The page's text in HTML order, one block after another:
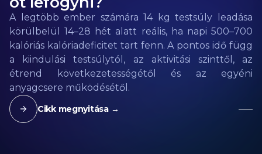
A legtöbb ember számára 14 kg testsúly leadása
körülbelül 14–28 hét alatt reális, ha napi 500–700
kalóriás kalóriadeficitet tart fenn. A pontos idő függ
a kiindulási testsúlytól, az aktivitási szinttől, az
étrend következetességétől és az egyéni
anyagcsere működésétől.
Cikk megnyitása →